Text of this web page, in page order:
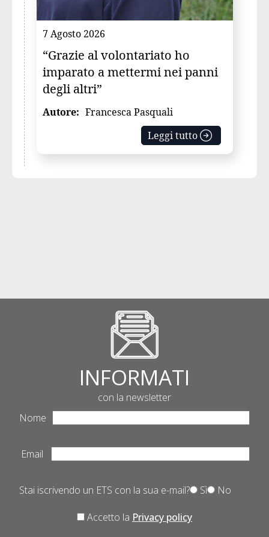
7 Agosto 2026
“Grazie al volontariato ho
imparato a mettermi nei panni
degli altri”
Autore: Francesca Pasquali
Leggi tutto
INFORMATI
con la newsletter
Nome
Email
Stai iscrivendo un ETS con la sua e-mail? Sì No
Accetto la Privacy policy